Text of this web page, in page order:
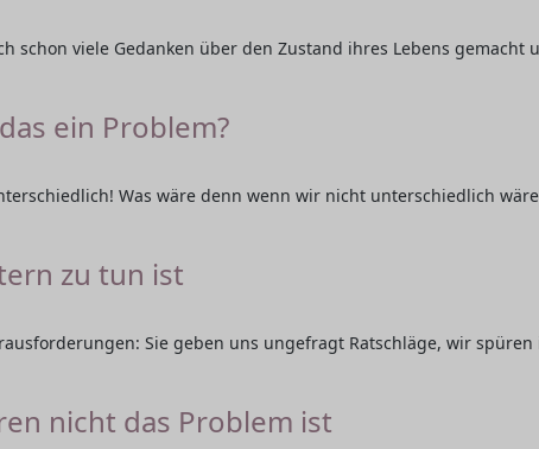
schon viele Gedanken über den Zustand ihres Lebens
ein Problem?
Was wäre denn wenn wir nicht unterschiedlich
zu tun ist
Sie geben uns ungefragt Ratschläge, wir
nicht das Problem ist